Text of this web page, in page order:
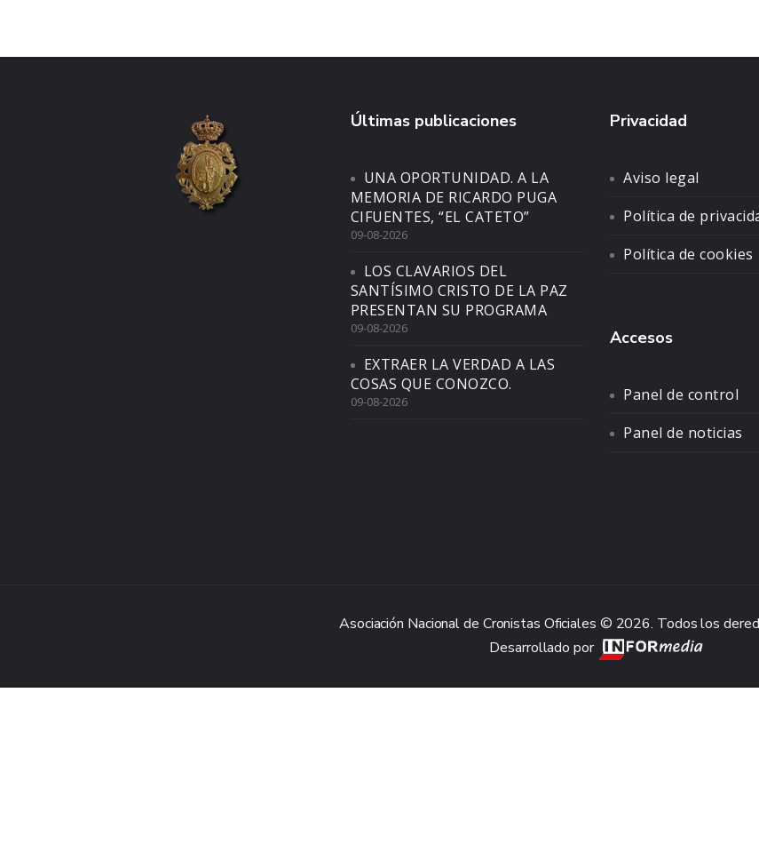
Últimas publicaciones
UNA OPORTUNIDAD. A LA
MEMORIA DE RICARDO PUGA
CIFUENTES, “EL CATETO”
09-08-2026
LOS CLAVARIOS DEL
SANTÍSIMO CRISTO DE LA PAZ
PRESENTAN SU PROGRAMA
09-08-2026
EXTRAER LA VERDAD A LAS
COSAS QUE CONOZCO.
09-08-2026
Privacidad
Aviso legal
Política de
Política de cookies
Accesos
Panel de control
Panel de noticias
Asociación Nacional de Cronistas Oficiales © 2026. Todos los
Desarrollado por